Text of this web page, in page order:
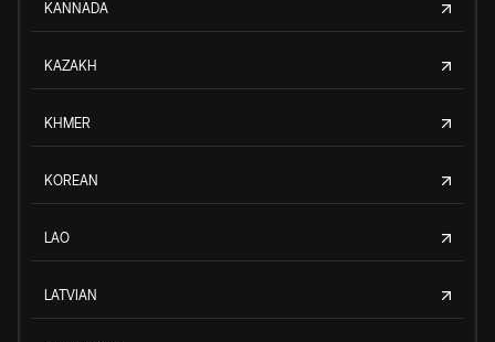
KANNADA
KAZAKH
KHMER
KOREAN
LAO
LATVIAN